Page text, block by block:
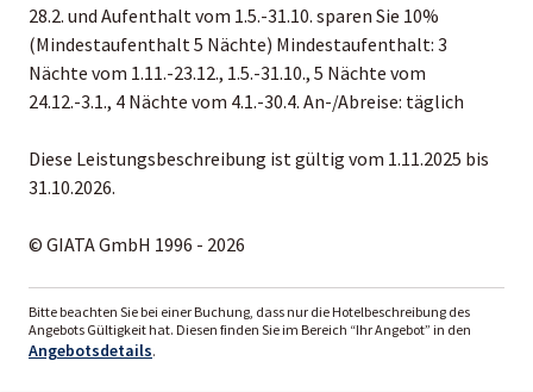
28.2. und Aufenthalt vom 1.5.-31.10. sparen Sie 10%
(Mindestaufenthalt 5 Nächte) Mindestaufenthalt: 3
Nächte vom 1.11.-23.12., 1.5.-31.10., 5 Nächte vom
24.12.-3.1., 4 Nächte vom 4.1.-30.4. An-/Abreise: täglich
Diese Leistungsbeschreibung ist gültig vom 1.11.2025 bis
31.10.2026.
© GIATA GmbH 1996 - 2026
Bitte beachten Sie bei einer Buchung, dass nur die Hotelbeschreibung des
Angebots Gültigkeit hat. Diesen finden Sie im Bereich “Ihr Angebot” in den
Angebotsdetails.